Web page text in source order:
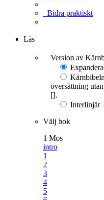
Bidra praktiskt
Läs
Version av
översättning
[].
Interlinjär
Välj bok
1 Mos
intro
1
2
3
4
5